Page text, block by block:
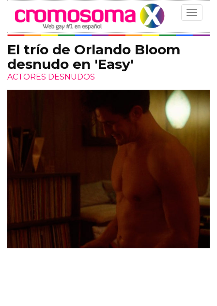
Toggle
El trío de Orlando Bloom
desnudo en 'Easy'
ACTORES DESNUDOS